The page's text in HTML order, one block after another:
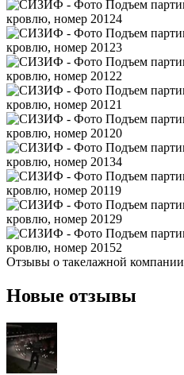
Отзывы о такелажной компании
Новые отзывы